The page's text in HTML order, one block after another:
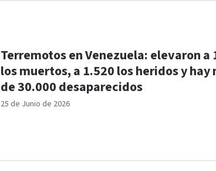
25 de Junio de 2026
Terremotos en Venezuela: elevaron a
los muertos, a 1.520 los heridos y hay
de 30.000 desaparecidos